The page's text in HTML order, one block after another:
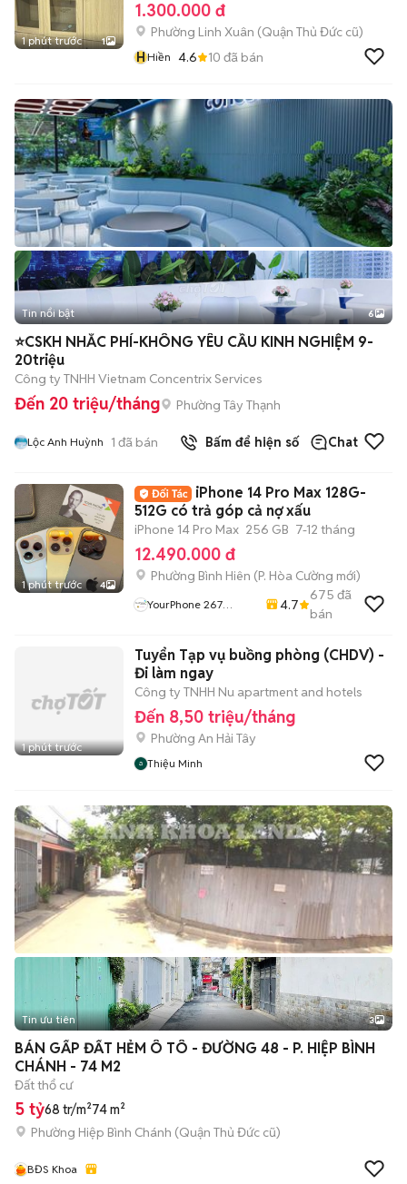
1 phút trước 1
1.300.000 đ
Phường Linh Xuân (Quận Thủ Đức cũ)
HHiền 4.6 10 đã bán
+2
Tin nổi bật 6
⭐CSKH NHẮC PHÍ-KHÔNG YÊU CẦU KINH NGHIỆM 9-
20triệu
Công ty TNHH Vietnam Concentrix Services
Đến 20 triệu/tháng Phường Tây Thạnh
Lộc Anh Huỳnh 1 đã bán Bấm để hiện số Chat
1 phút trước 4
iPhone 14 Pro Max 128G-
512G có trả góp cả nợ xấu
iPhone 14 Pro Max 256 GB 7-12 tháng
12.490.000 đ
Phường Bình Hiên (P. Hòa Cường mới)
YourPhone 267
4.7
675 đã
bán
1 phút trước
Tuyển Tạp vụ buồng phòng (CHDV) -
Đi làm ngay
Công ty TNHH Nu apartment and hotels
Đến 8,50 triệu/tháng
Phường An Hải Tây
Thiệu Minh
Tin ưu tiên 3
BÁN GẤP ĐẤT HẺM Ô TÔ - ĐƯỜNG 48 - P. HIỆP BÌNH
CHÁNH - 74 M2
Đất thổ cư
5 tỷ68 tr/m²74 m²
Phường Hiệp Bình Chánh (Quận Thủ Đức cũ)
BĐS Khoa